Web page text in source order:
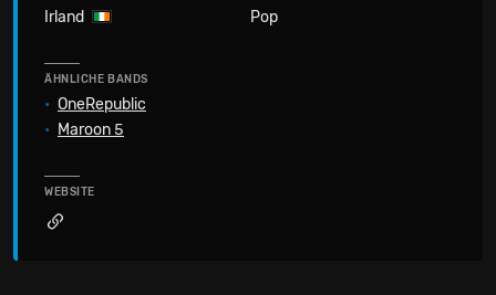
Irland Pop
ÄHNLICHE BANDS
• OneRepublic
• Maroon 5
WEBSITE